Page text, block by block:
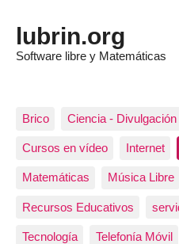
lubrin.org
Software libre y Matemáticas
Brico Ciencia -
Cursos en vídeo Internet
Matemáticas Música Libre
Recursos Educativos
Tecnología Telefonía Móvil